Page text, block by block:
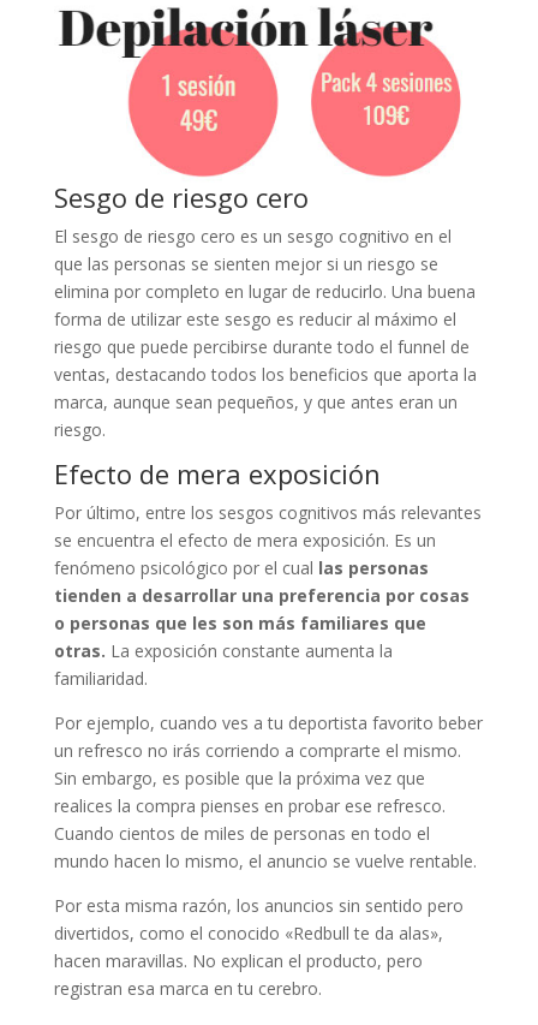
Sesgo de riesgo cero
El sesgo de riesgo cero es un sesgo cognitivo en el
que las personas se sienten mejor si un riesgo se
elimina por completo en lugar de reducirlo. Una buena
forma de utilizar este sesgo es reducir al máximo el
riesgo que puede percibirse durante todo el funnel de
ventas, destacando todos los beneficios que aporta la
marca, aunque sean pequeños, y que antes eran un
riesgo.
Efecto de mera exposición
Por último, entre los sesgos cognitivos más relevantes
se encuentra el efecto de mera exposición. Es un
fenómeno psicológico por el cual las personas
tienden a desarrollar una preferencia por cosas
o personas que les son más familiares que
otras. La exposición constante aumenta la
familiaridad.
Por ejemplo, cuando ves a tu deportista favorito beber
un refresco no irás corriendo a comprarte el mismo.
Sin embargo, es posible que la próxima vez que
realices la compra pienses en probar ese refresco.
Cuando cientos de miles de personas en todo el
mundo hacen lo mismo, el anuncio se vuelve rentable.
Por esta misma razón, los anuncios sin sentido pero
divertidos, como el conocido «Redbull te da alas»,
hacen maravillas. No explican el producto, pero
registran esa marca en tu cerebro.